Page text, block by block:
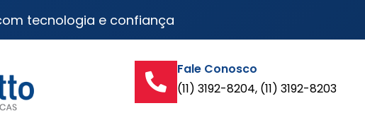
tecnologia e confiança
Fale Conosco
(11) 3192-8204, (11) 3192-8203